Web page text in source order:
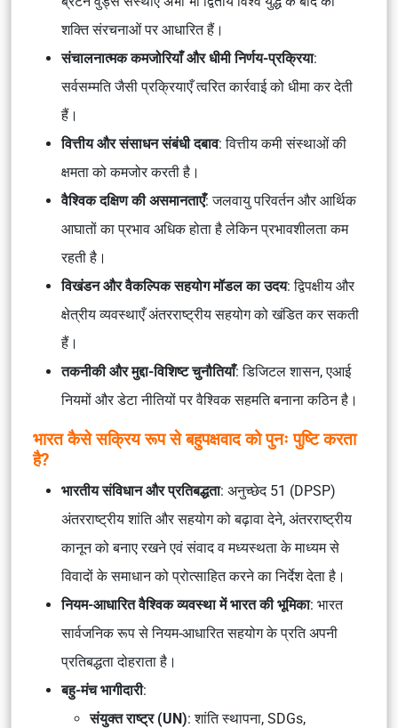
शक्ति संरचनाओं पर आधारित हैं।
संचालनात्मक कमजोरियाँ और धीमी निर्णय-प्रक्रिया:
सर्वसम्मति जैसी प्रक्रियाएँ त्वरित कार्रवाई को धीमा कर देती
हैं।
वित्तीय और संसाधन संबंधी दबाव: वित्तीय कमी संस्थाओं की
क्षमता को कमजोर करती है।
वैश्विक दक्षिण की असमानताएँ: जलवायु परिवर्तन और आर्थिक
आघातों का प्रभाव अधिक होता है लेकिन प्रभावशीलता कम
रहती है।
विखंडन और वैकल्पिक सहयोग मॉडल का उदय: द्विपक्षीय और
क्षेत्रीय व्यवस्थाएँ अंतरराष्ट्रीय सहयोग को खंडित कर सकती
हैं।
तकनीकी और मुद्दा-विशिष्ट चुनौतियाँ: डिजिटल शासन, एआई
नियमों और डेटा नीतियों पर वैश्विक सहमति बनाना कठिन है।
भारत कैसे सक्रिय रूप से बहुपक्षवाद को पुनः पुष्टि करता
है?
भारतीय संविधान और प्रतिबद्धता: अनुच्छेद 51 (DPSP)
अंतरराष्ट्रीय शांति और सहयोग को बढ़ावा देने, अंतरराष्ट्रीय
कानून को बनाए रखने एवं संवाद व मध्यस्थता के माध्यम से
विवादों के समाधान को प्रोत्साहित करने का निर्देश देता है।
नियम-आधारित वैश्विक व्यवस्था में भारत की भूमिका: भारत
सार्वजनिक रूप से नियम-आधारित सहयोग के प्रति अपनी
प्रतिबद्धता दोहराता है।
बहु-मंच भागीदारी:
संयुक्त राष्ट्र (UN): शांति स्थापना, SDGs,